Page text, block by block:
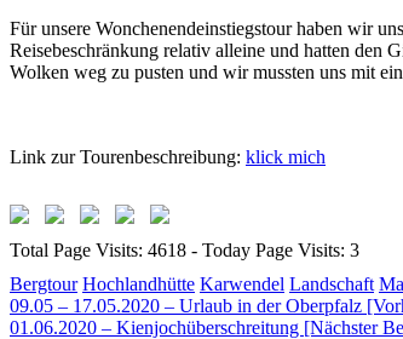
Für unsere Wonchenendeinstiegstour haben wir
Reisebeschränkung relativ alleine und hatten den
Wolken weg zu pusten und wir mussten uns mit
Link zur Tourenbeschreibung: klick mich
Total Page Visits: 4618 - Today Page Visits: 3
Bergtour Hochlandhütte Karwendel Landschaft
Beitragsnavigation
09.05 – 17.05.2020 – Urlaub in der Oberpfalz
01.06.2020 – Kienjochüberschreitung [Nächster